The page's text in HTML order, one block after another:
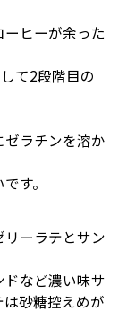
ーヒーが余った
て2段階目の
ラチンを溶か
す。
ーラテとサン
など濃い味サ
砂糖控えめが